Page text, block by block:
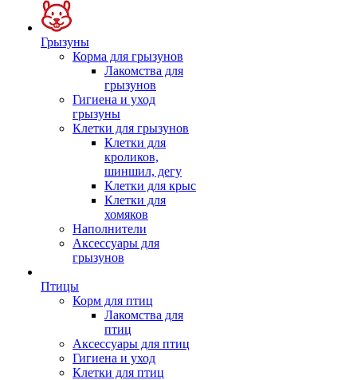
Грызуны
Корма для грызунов
Лакомства для
грызунов
Гигиена и уход
грызуны
Клетки для грызунов
Клетки для
кроликов,
шиншил, дегу
Клетки для крыс
Клетки для
хомяков
Наполнители
Аксессуары для
грызунов
Птицы
Корм для птиц
Лакомства для
птиц
Аксессуары для птиц
Гигиена и уход
Клетки для птиц